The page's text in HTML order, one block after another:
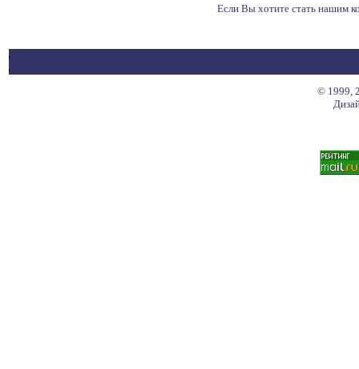
Если Вы хотите стать нашим
© 1999,